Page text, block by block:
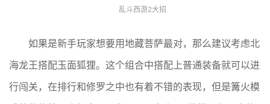
乱斗西游2大招
如果是新手玩家想要用地藏菩萨最对，那么建议考虑北
海龙王搭配玉面狐狸。这个组合中搭配上普通装备就可以进
行闯关，在排行和修罗之中也有着不错的表现，但是篝火模